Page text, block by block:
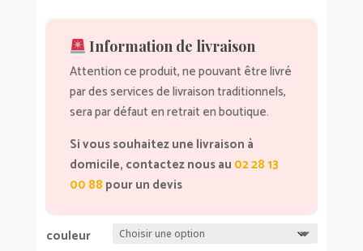
Information de livraison
Attention ce produit, ne pouvant être livré
par des services de livraison traditionnels,
sera par défaut en retrait en boutique.
Si vous souhaitez une livraison à
domicile, contactez nous au 02 28 13
00 88 pour un devis
couleur